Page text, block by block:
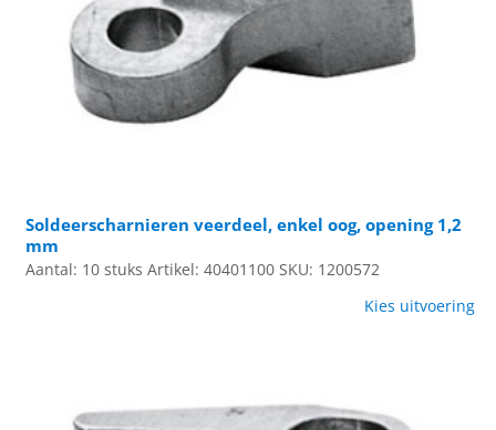
Soldeerscharnieren veerdeel, enkel oog, opening 1,2
mm
Aantal: 10 stuks Artikel: 40401100 SKU: 1200572
Kies uitvoering